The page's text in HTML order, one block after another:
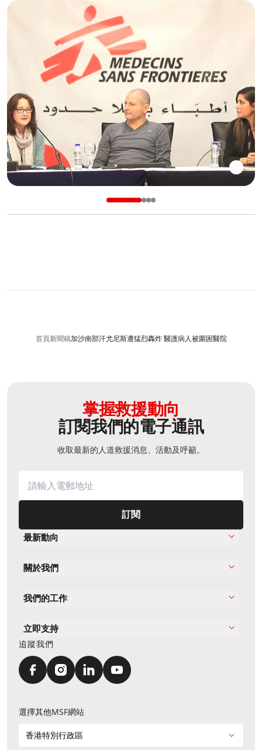
首頁新聞稿加沙南部汗尤尼斯遭猛烈轟炸 醫護病人被圍困醫院
掌握救援動向
訂閱我們的電子通訊
收取最新的人道救援消息、活動及呼籲。
訂閱
最新動向
關於我們
我們的工作
立即支持
追蹤我們
選擇其他MSF網站
香港特別行政區